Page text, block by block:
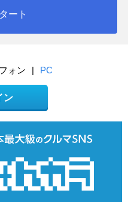
ート
ォン | PC
ン